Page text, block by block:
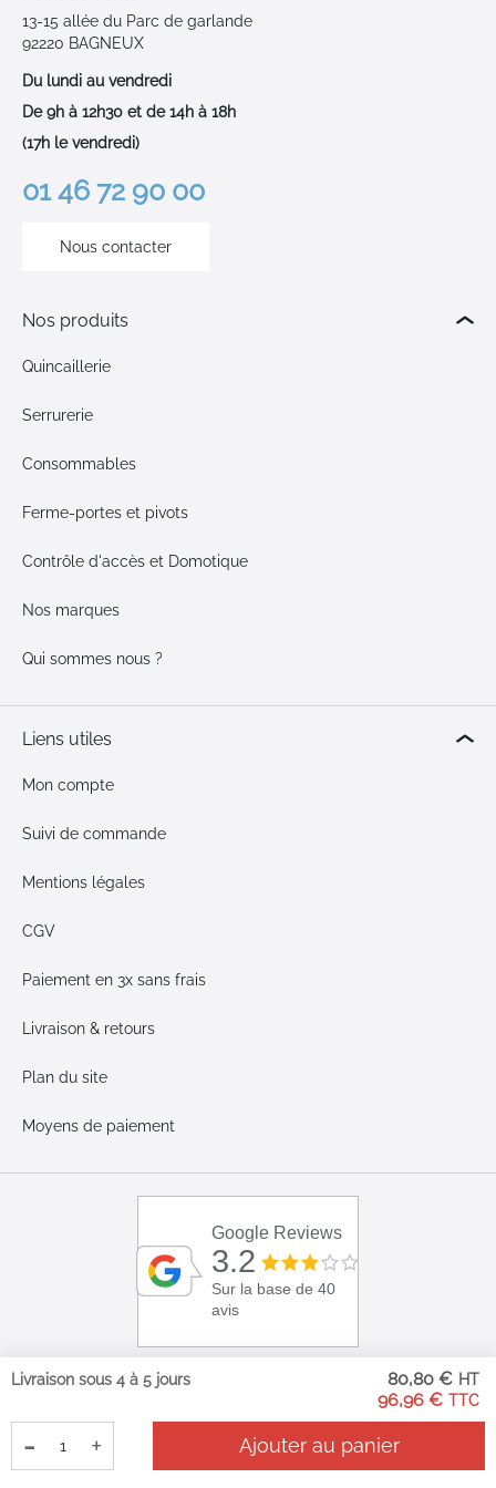
96,96 €
80,80 €
Livraison sous 4 à 5 jours
- + Ajouter au panier
13-15 allée du Parc de garlande
92220 BAGNEUX
Du lundi au vendredi
De 9h à 12h30 et de 14h à 18h
(17h le vendredi)
01 46 72 90 00
Nous contacter
Nos produits
Quincaillerie
Serrurerie
Consommables
Ferme-portes et pivots
Contrôle d'accès et Domotique
Nos marques
Qui sommes nous ?
Liens utiles
Mon compte
Suivi de commande
Mentions légales
CGV
Paiement en 3x sans frais
Livraison & retours
Plan du site
Moyens de paiement
Google Reviews
3.2
Sur la base de 40
avis